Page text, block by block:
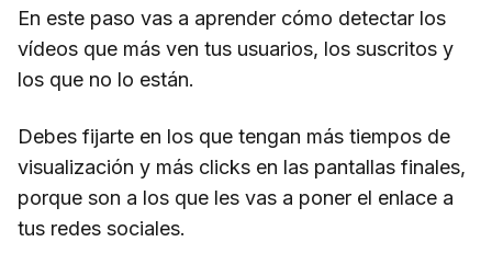
En este paso vas a aprender cómo detectar los
vídeos que más ven tus usuarios, los suscritos y
los que no lo están.
Debes fijarte en los que tengan más tiempos de
visualización y más clicks en las pantallas finales,
porque son a los que les vas a poner el enlace a
tus redes sociales.